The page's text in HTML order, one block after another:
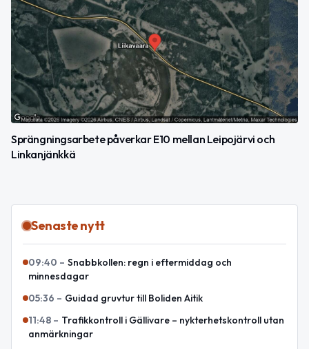
Sprängningsarbete påverkar E10 mellan Leipojärvi och
Linkanjänkkä
Senaste nytt
09:40 – Snabbkollen: regn i eftermiddag och
minnesdagar
05:36 – Guidad gruvtur till Boliden Aitik
11:48 – Trafikkontroll i Gällivare – nykterhetskontroll utan
anmärkningar